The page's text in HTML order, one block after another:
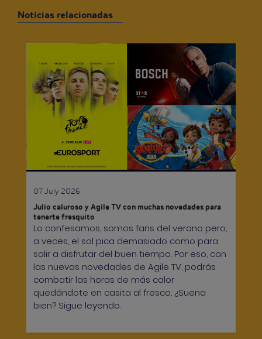
Noticias relacionadas
07 July 2026
Julio caluroso y Agile TV con muchas novedades para
tenerte fresquito
Lo confesamos, somos fans del verano pero,
a veces, el sol pica demasiado como para
salir a disfrutar del buen tiempo. Por eso, con
las nuevas novedades de Agile TV, podrás
combatir las horas de más calor
quedándote en casita al fresco. ¿Suena
bien? Sigue leyendo.